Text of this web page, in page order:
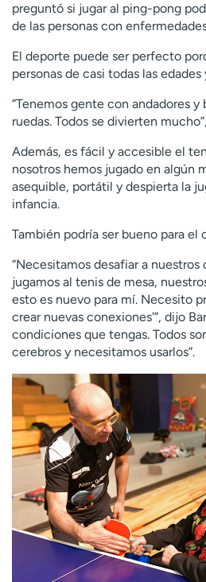
preguntó si jugar al ping-pong
de las personas con
El deporte puede ser perfecto
personas de casi todas las
“Tenemos gente con andadores y
ruedas. Todos se divierten
Además, es fácil y accesible el
nosotros hemos jugado en algún
asequible, portátil y despierta la
infancia.
También podría ser bueno para el
“Necesitamos desafiar a nuestros
jugamos al tenis de mesa,
esto es nuevo para mí. Necesito
crear nuevas conexiones'”, dijo
condiciones que tengas. Todos
cerebros y necesitamos usarlos”.